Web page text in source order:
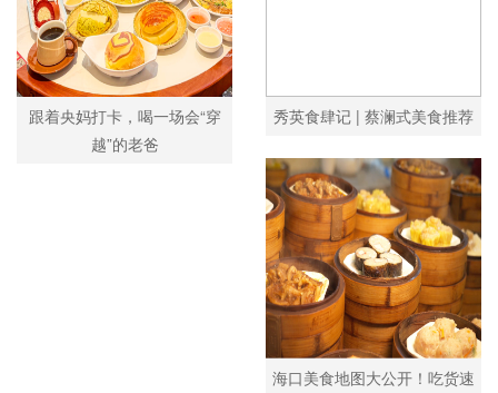
跟着央妈打卡，喝一场会“穿
越”的老爸
秀英食肆记 | 蔡澜式美食推荐
海口美食地图大公开！吃货速